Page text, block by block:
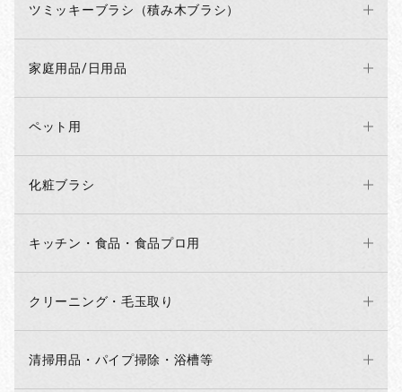
ツミッキーブラシ（積み木ブラシ）
家庭用品/日用品
ペット用
化粧ブラシ
キッチン・食品・食品プロ用
クリーニング・毛玉取り
清掃用品・パイプ掃除・浴槽等